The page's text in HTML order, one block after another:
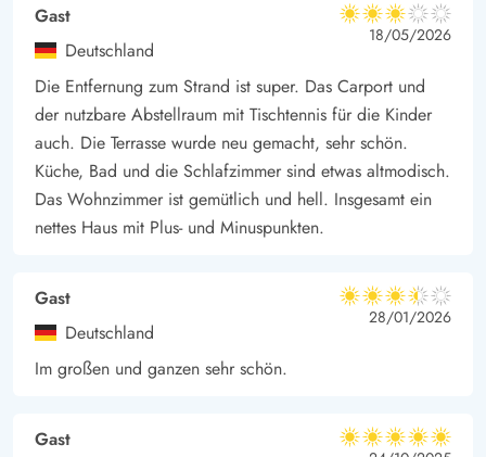
Gast
Deutschland
3 von 5
3 von 5
3 out of 5
18/05/2026
Die Entfernung zum Strand ist super. Das Carport und
der nutzbare Abstellraum mit Tischtennis für die Kinder
auch. Die Terrasse wurde neu gemacht, sehr schön.
Küche, Bad und die Schlafzimmer sind etwas altmodisch.
Das Wohnzimmer ist gemütlich und hell. Insgesamt ein
nettes Haus mit Plus- und Minuspunkten.
Gast
Deutschland
3.5 von 5
3.5 von 5
3.5 out of 5
28/01/2026
Im großen und ganzen sehr schön.
Gast
5 von 5